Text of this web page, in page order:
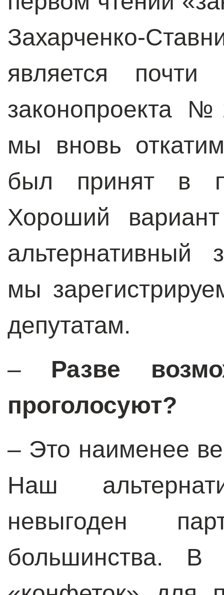
Захарченко-
является почти
законопроекта
мы вновь
был принят в
Хороший
альтернативный
мы
депутатам.
– Разве
проголосуют?
– Это наименее
Наш
невыгоден
большинства.